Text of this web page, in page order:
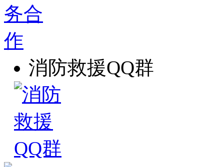
消防救援QQ群